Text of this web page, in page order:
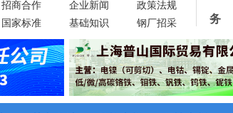
招商合作 企业新闻
政策法规
国家标准 基础知识 钢厂招采 务